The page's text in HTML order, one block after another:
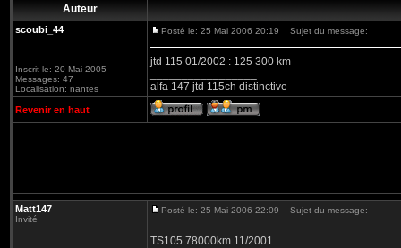
Auteur
scoubi_44
Inscrit le: 20 Mai 2005
Messages: 47
Localisation: nantes
Posté le: 25 Mai 2006 20:19 Sujet du message:
jtd 115 01/2002 : 125 300 km
alfa 147 jtd 115ch distinctive
Revenir en haut
Matt147
Invité
Posté le: 25 Mai 2006 22:09 Sujet du message:
TS105 78000km 11/2001